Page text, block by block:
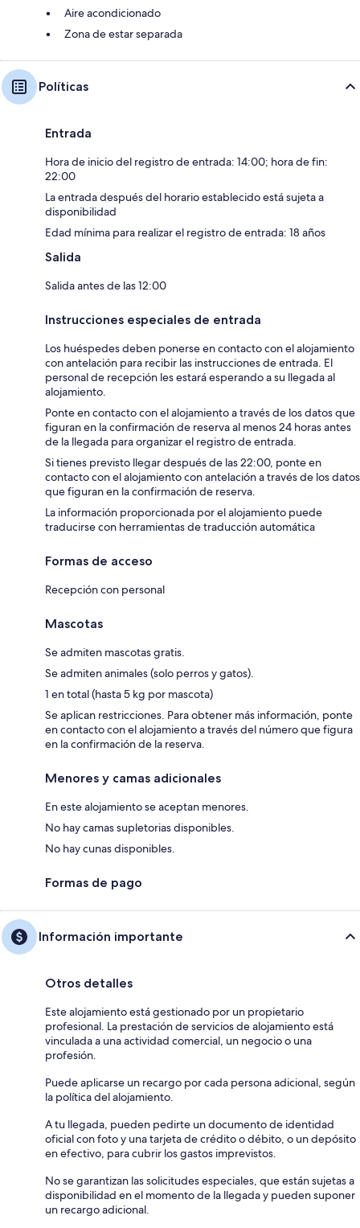
Aire acondicionado
Zona de estar separada
Políticas
Entrada
Hora de inicio del registro de entrada: 14:00; hora de fin:
22:00
La entrada después del horario establecido está sujeta a
disponibilidad
Edad mínima para realizar el registro de entrada: 18 años
Salida
Salida antes de las 12:00
Instrucciones especiales de entrada
Los huéspedes deben ponerse en contacto con el alojamiento
con antelación para recibir las instrucciones de entrada. El
personal de recepción les estará esperando a su llegada al
alojamiento.
Ponte en contacto con el alojamiento a través de los datos que
figuran en la confirmación de reserva al menos 24 horas antes
de la llegada para organizar el registro de entrada.
Si tienes previsto llegar después de las 22:00, ponte en
contacto con el alojamiento con antelación a través de los datos
que figuran en la confirmación de reserva.
La información proporcionada por el alojamiento puede
traducirse con herramientas de traducción automática
Formas de acceso
Recepción con personal
Mascotas
Se admiten mascotas gratis.
Se admiten animales (solo perros y gatos).
1 en total (hasta 5 kg por mascota)
Se aplican restricciones. Para obtener más información, ponte
en contacto con el alojamiento a través del número que figura
en la confirmación de la reserva.
Menores y camas adicionales
En este alojamiento se aceptan menores.
No hay camas supletorias disponibles.
No hay cunas disponibles.
Formas de pago
Información importante
Otros detalles
Este alojamiento está gestionado por un propietario
profesional. La prestación de servicios de alojamiento está
vinculada a una actividad comercial, un negocio o una
profesión.
Puede aplicarse un recargo por cada persona adicional, según
la política del alojamiento.
A tu llegada, pueden pedirte un documento de identidad
oficial con foto y una tarjeta de crédito o débito, o un depósito
en efectivo, para cubrir los gastos imprevistos.
No se garantizan las solicitudes especiales, que están sujetas a
disponibilidad en el momento de la llegada y pueden suponer
un recargo adicional.